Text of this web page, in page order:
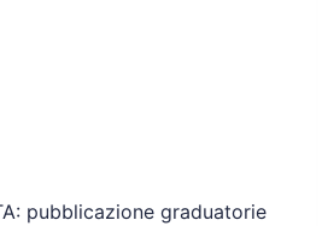
pubblicazione graduatorie